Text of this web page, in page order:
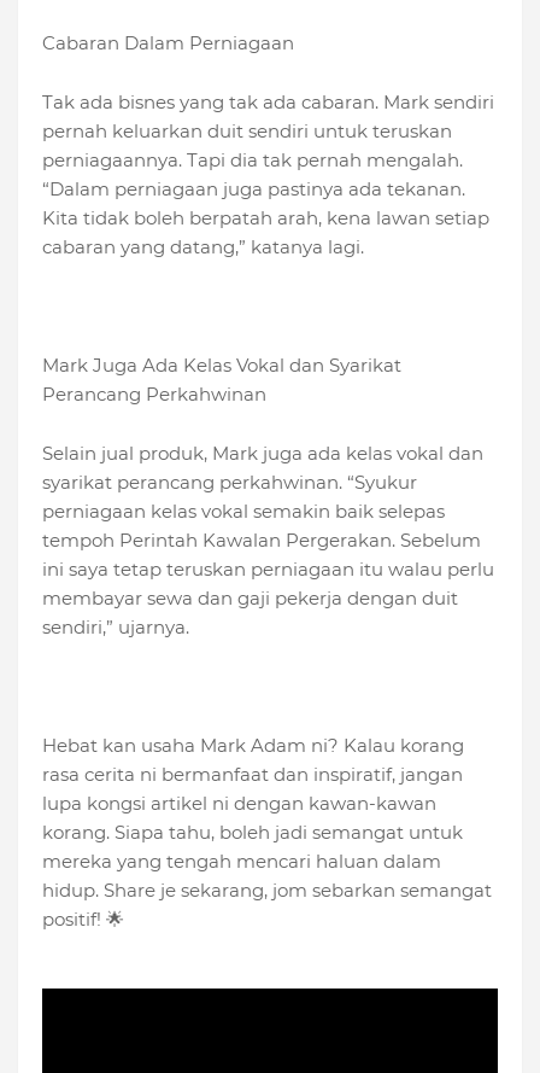
Cabaran Dalam Perniagaan
Tak ada bisnes yang tak ada cabaran. Mark sendiri
pernah keluarkan duit sendiri untuk teruskan
perniagaannya. Tapi dia tak pernah mengalah.
“Dalam perniagaan juga pastinya ada tekanan.
Kita tidak boleh berpatah arah, kena lawan setiap
cabaran yang datang,” katanya lagi.
Mark Juga Ada Kelas Vokal dan Syarikat
Perancang Perkahwinan
Selain jual produk, Mark juga ada kelas vokal dan
syarikat perancang perkahwinan. “Syukur
perniagaan kelas vokal semakin baik selepas
tempoh Perintah Kawalan Pergerakan. Sebelum
ini saya tetap teruskan perniagaan itu walau perlu
membayar sewa dan gaji pekerja dengan duit
sendiri,” ujarnya.
Hebat kan usaha Mark Adam ni? Kalau korang
rasa cerita ni bermanfaat dan inspiratif, jangan
lupa kongsi artikel ni dengan kawan-kawan
korang. Siapa tahu, boleh jadi semangat untuk
mereka yang tengah mencari haluan dalam
hidup. Share je sekarang, jom sebarkan semangat
positif! 🌟